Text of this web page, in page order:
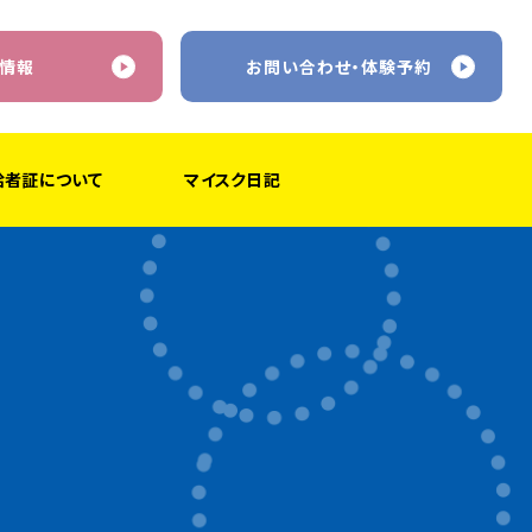
報 お問い合わせ・体験予約
証について マイスク日記